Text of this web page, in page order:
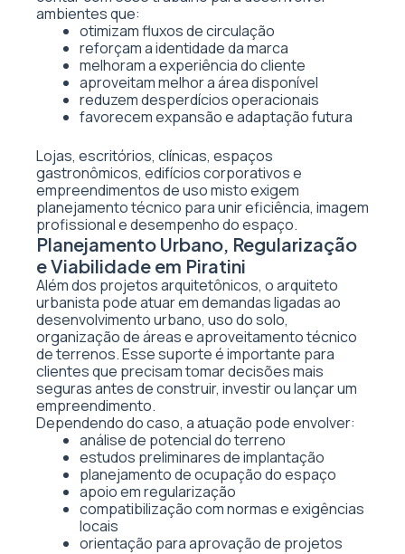
ambientes que:
otimizam fluxos de circulação
reforçam a identidade da marca
melhoram a experiência do cliente
aproveitam melhor a área disponível
reduzem desperdícios operacionais
favorecem expansão e adaptação futura
Lojas, escritórios, clínicas, espaços
gastronômicos, edifícios corporativos e
empreendimentos de uso misto exigem
planejamento técnico para unir eficiência, imagem
profissional e desempenho do espaço.
Planejamento Urbano, Regularização
e Viabilidade em Piratini
Além dos projetos arquitetônicos, o arquiteto
urbanista pode atuar em demandas ligadas ao
desenvolvimento urbano, uso do solo,
organização de áreas e aproveitamento técnico
de terrenos. Esse suporte é importante para
clientes que precisam tomar decisões mais
seguras antes de construir, investir ou lançar um
empreendimento.
Dependendo do caso, a atuação pode envolver:
análise de potencial do terreno
estudos preliminares de implantação
planejamento de ocupação do espaço
apoio em regularização
compatibilização com normas e exigências
locais
orientação para aprovação de projetos